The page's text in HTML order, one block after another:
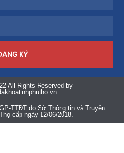
KÝ
All Rights Reserved by
TTĐT do Sở Thông tin và Truyền
cấp ngày 12/06/2018.